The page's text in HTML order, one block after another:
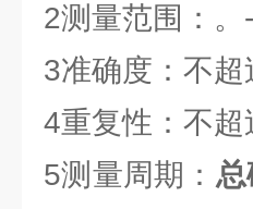
2测量范围：。
3准确度：不
4重复性：不
5测量周期：